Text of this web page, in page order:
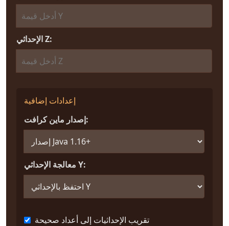
الإحداثي Z:
إعدادات إضافية
إصدار ماين كرافت:
معالجة الإحداثي Y:
تقريب الإحداثيات إلى أعداد صحيحة